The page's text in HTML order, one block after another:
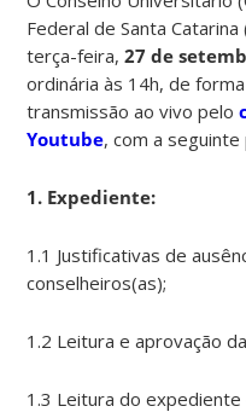
Federal de Santa Catarina
terça-feira,27 de
ordinária às 14h, de
transmissão ao vivo pelo
Youtube, com a seguinte
1. Expediente:
1.1 Justificativas de
conselheiros(as);
1.2 Leitura e aprovação
1.3 Leitura do expediente